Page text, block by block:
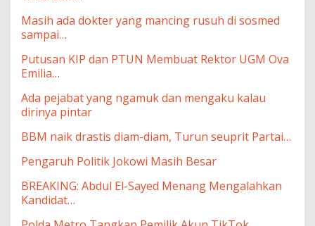
Masih ada dokter yang mancing rusuh di sosmed
sampai…
Putusan KIP dan PTUN Membuat Rektor UGM Ova
Emilia…
Ada pejabat yang ngamuk dan mengaku kalau
dirinya pintar
BBM naik drastis diam-diam, Turun seuprit Partai…
Pengaruh Politik Jokowi Masih Besar
BREAKING: Abdul El-Sayed Menang Mengalahkan
Kandidat…